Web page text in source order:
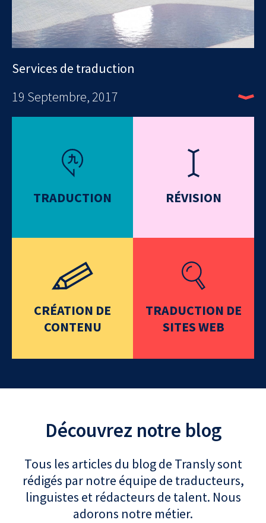
Services de traduction
19 Septembre, 2017
TRADUCTION RÉVISION
CRÉATION DE
CONTENU
TRADUCTION DE
SITES WEB
Découvrez notre blog
Tous les articles du blog de Transly sont
rédigés par notre équipe de traducteurs,
linguistes et rédacteurs de talent. Nous
adorons notre métier.